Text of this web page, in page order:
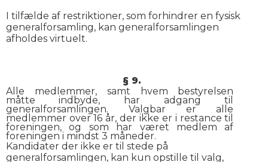
I tilfælde af restriktioner, som forhindrer en fysisk
generalforsamling, kan generalforsamlingen
afholdes virtuelt.
§ 9.
Alle medlemmer, samt hvem bestyrelsen
måtte indbyde, har adgang til
generalforsamlingen. Valgbar er alle
medlemmer over 16 år, der ikke er i restance til
foreningen, og som har været medlem af
foreningen i mindst 3 måneder.
Kandidater der ikke er til stede på
generalforsamlingen, kan kun opstille til valg,